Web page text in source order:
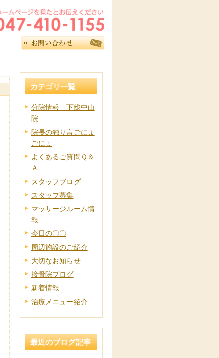
カテゴリ一覧
分院情報 下総中山
院
院長の独り言ごにょ
ごにょ
よくあるご質問Ｑ＆
Ａ
スタッフブログ
スタッフ募集
マッサージルーム情
報
今日の〇〇
周辺施設のご紹介
大切なお知らせ
接骨院ブログ
新着情報
治療メニュー紹介
最近のブログ記事